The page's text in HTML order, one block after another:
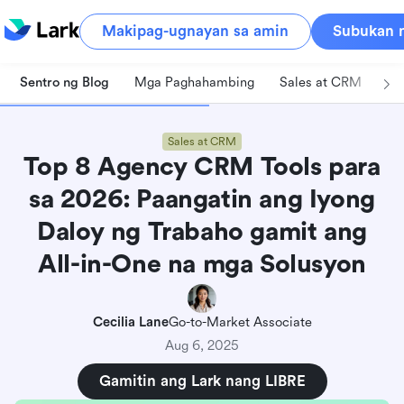
Makipag-ugnayan sa amin Subukan
Sentro ng Blog Mga Paghahambing Sales at CRM
Sales at CRM
Top 8 Agency CRM Tools para
sa 2026: Paangatin ang Iyong
Daloy ng Trabaho gamit ang
All-in-One na mga Solusyon
Cecilia LaneGo-to-Market Associate
Aug 6, 2025
Gamitin ang Lark nang LIBRE